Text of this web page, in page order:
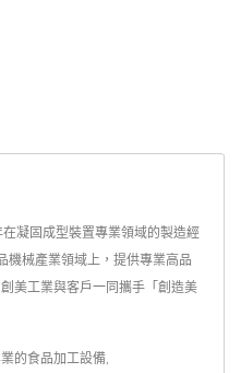
凝固成型裝置專業領域的製造經
機械產業領域上，提供專業高品
美工業與客戶一同攜手「創造美
的 食品加工設備